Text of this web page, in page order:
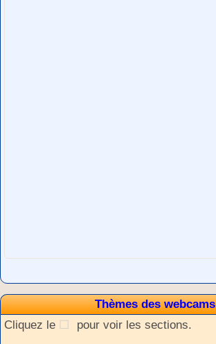
Thèmes des webcams
Cliquez le
pour voir les sections.